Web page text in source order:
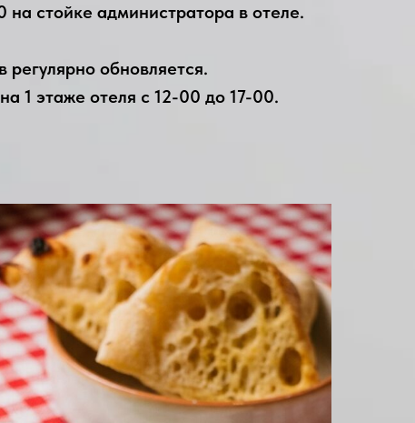
на стойке администратора в отеле.
обновляется.
1 этаже отеля с 12-00 до 17-00.